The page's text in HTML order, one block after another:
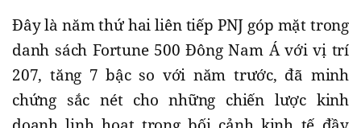
Đây là năm thứ hai liên tiếp PNJ góp mặt trong
danh sách Fortune 500 Đông Nam Á với vị trí
207, tăng 7 bậc so với năm trước, đã minh
chứng sắc nét cho những chiến lược kinh